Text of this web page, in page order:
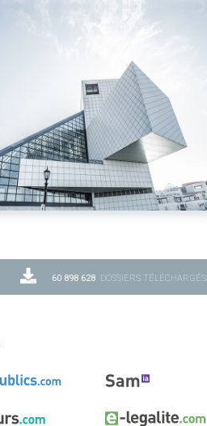
60 898 628 DOSSIERS TÉLÉCHARGÉS